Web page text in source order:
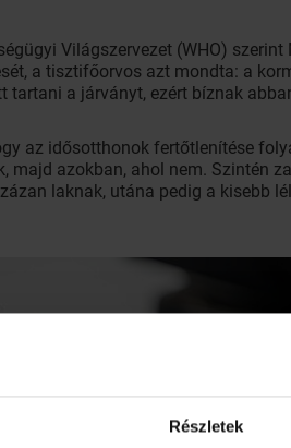
Részletek
Világszervezet (WHO)
a tisztifőorvos azt mondta: a
a járványt, ezért bíznak
az idősotthonok fertőtlenítése
majd azokban, ahol nem. Szintén
laknak, utána pedig a kisebb